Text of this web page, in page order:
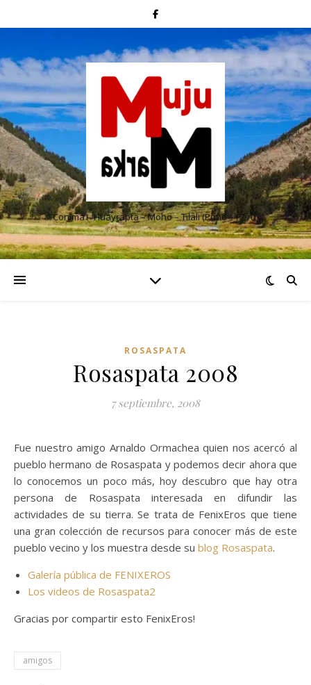
Conima – Huayrapta – Moho – Tilali (Puno – Perú)
ROSASPATA
Rosaspata 2008
7 septiembre, 2008
Fue nuestro amigo Arnaldo Ormachea quien nos acercó al
pueblo hermano de Rosaspata y podemos decir ahora que
lo conocemos un poco más, hoy descubro que hay otra
persona de Rosaspata interesada en difundir las
actividades de su tierra. Se trata de FenixEros que tiene
una gran colección de recursos para conocer más de este
pueblo vecino y los muestra desde su blog Rosaspata.
Galería pública de FENIXEROS
Los videos de Rosaspata2
Gracias por compartir esto FenixEros!
amigos